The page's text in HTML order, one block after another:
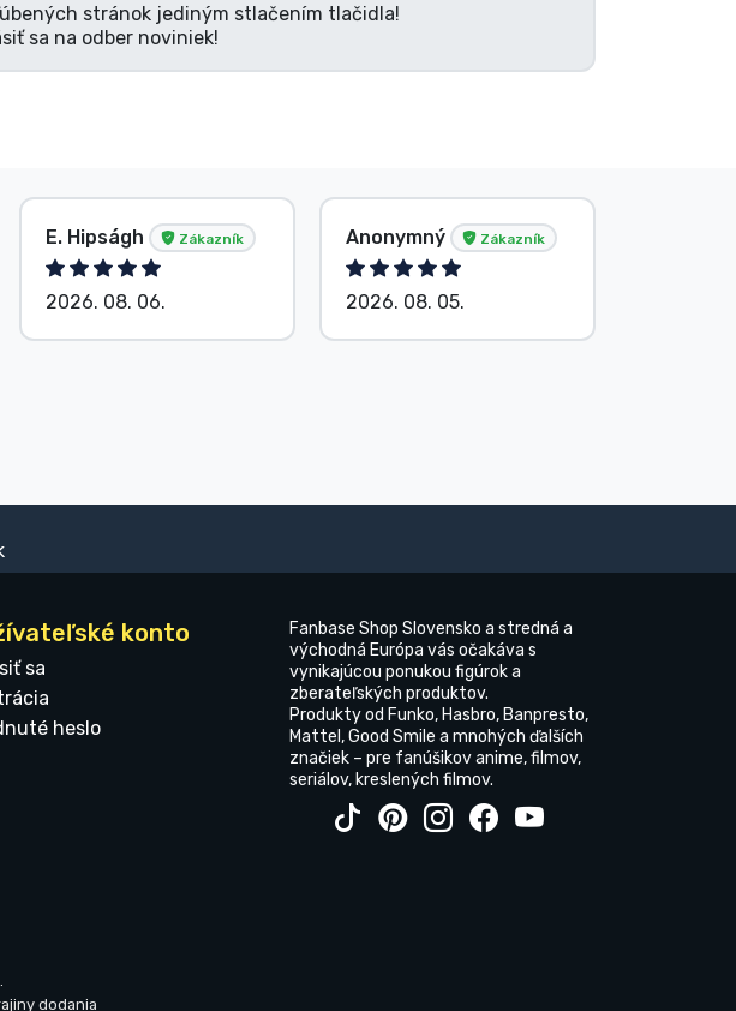
stránok jediným stlačením tlačidla!
sa na odber noviniek!
E. Hipságh Zákazník
2026. 08. 06.
Anonymný Zákazník
2026. 08. 05.
konto
sa
heslo
Fanbase Shop Slovensko a stredná a
východná Európa vás očakáva s
vynikajúcou ponukou figúrok a
zberateľských produktov.
Produkty od Funko, Hasbro, Banpresto,
Mattel, Good Smile a mnohých ďalších
značiek – pre fanúšikov anime, filmov,
seriálov, kreslených filmov.
dodania